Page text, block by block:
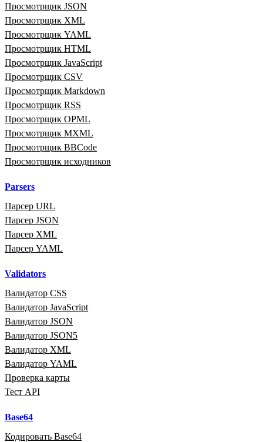
Просмотрщик JSON
Просмотрщик XML
Просмотрщик YAML
Просмотрщик HTML
Просмотрщик JavaScript
Просмотрщик CSV
Просмотрщик Markdown
Просмотрщик RSS
Просмотрщик OPML
Просмотрщик MXML
Просмотрщик BBCode
Просмотрщик исходников
Parsers
Парсер URL
Парсер JSON
Парсер XML
Парсер YAML
Validators
Валидатор CSS
Валидатор JavaScript
Валидатор JSON
Валидатор JSON5
Валидатор XML
Валидатор YAML
Проверка карты
Тест API
Base64
Кодировать Base64